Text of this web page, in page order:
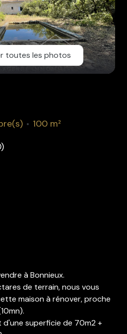
toutes les photos
100 m²
à Bonnieux.
de terrain, nous vous
maison à rénover, proche
d'une superficie de 70m2 +